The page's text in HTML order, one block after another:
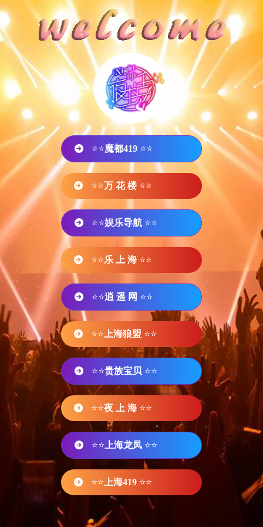
⭐⭐魔都419 ⭐⭐
⭐⭐万 花 楼 ⭐⭐
⭐⭐娱乐导航 ⭐⭐
⭐⭐乐 上 海 ⭐⭐
⭐⭐逍 遥 网 ⭐⭐
⭐⭐ 上海狼盟 ⭐⭐
⭐⭐贵族宝贝 ⭐⭐
⭐⭐夜 上 海 ⭐⭐
⭐⭐ 上海龙凤 ⭐⭐
⭐⭐ 上海419 ⭐⭐